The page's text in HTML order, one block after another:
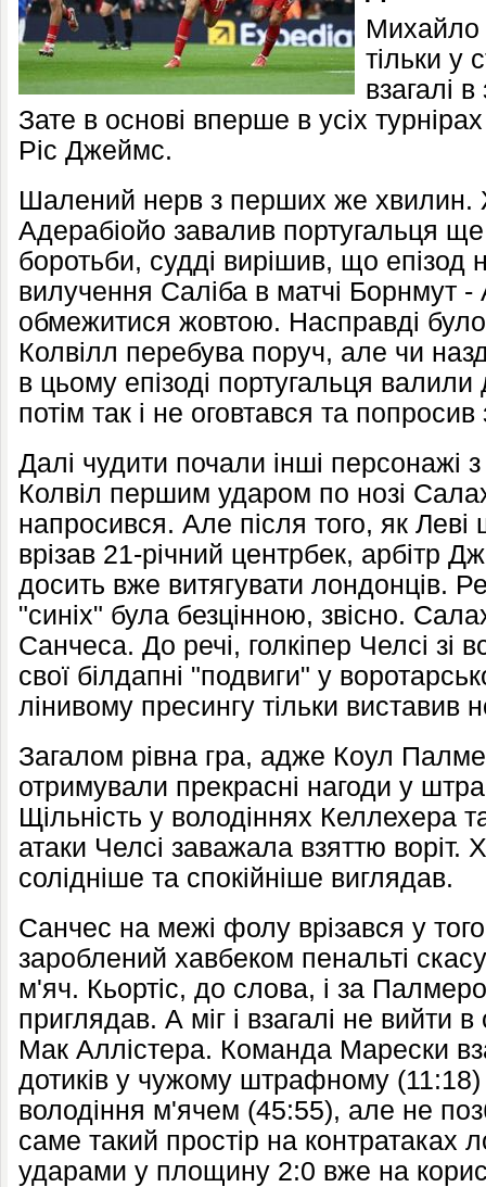
Михайло
тільки у
взагалі
Зате в основі вперше в усіх
Ріс Джеймс.
Шалений нерв з перших же хвилин.
Адерабіойо завалив португальця ще
боротьби, судді вирішив, що
вилучення Саліба в матчі Борнмут
обмежитися жовтою. Насправді
Колвілл перебува поруч, але чи
в цьому епізоді португальця валили
потім так і не оговтався та
Далі чудити почали інші персонажі з
Колвіл першим ударом по нозі
напросився. Але після того, як
врізав 21-річний центрбек, арбітр
досить вже витягувати лондонців.
"синіх" була безцінною, звісно.
Санчеса. До речі, голкіпер Челсі зі
свої білдапні "подвиги" у
лінивому пресингу тільки виставив
Загалом рівна гра, адже Коул
отримували прекрасні нагоди у
Щільність у володіннях Келлехера
атаки Челсі заважала взяттю воріт.
солідніше та спокійніше виглядав.
Санчес на межі фолу врізався у
зароблений хавбеком пенальті
м'яч. Кьортіс, до слова, і за
приглядав. А міг і взагалі не вийти
Мак Аллістера. Команда Марески
дотиків у чужому штрафному
володіння м'ячем (45:55), але не
саме такий простір на контратаках
ударами у площину 2:0 вже на